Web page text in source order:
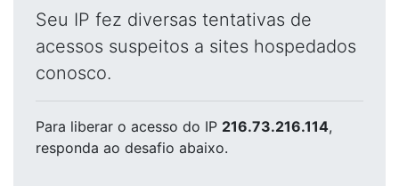
Seu IP fez diversas tentativas de
acessos suspeitos a sites hospedados
conosco.
Para liberar o acesso do IP 216.73.216.114,
responda ao desafio abaixo.